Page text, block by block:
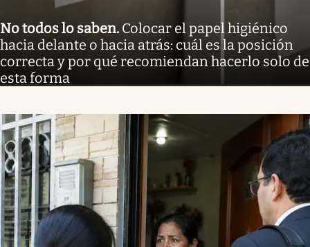
No todos lo saben. Colocar el papel higiénico
hacia delante o hacia atrás: cuál es la posición
correcta y por qué recomiendan hacerlo solo de
esta forma